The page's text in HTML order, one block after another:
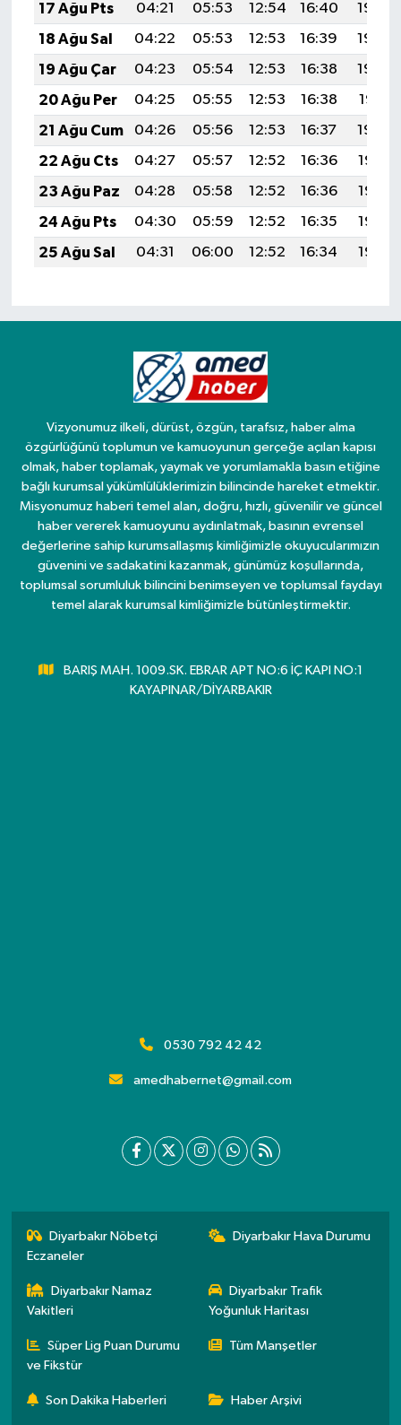
17 Ağu Pts
04:21 05:53 12:54 16:40
19:45
18 Ağu Sal
04:22 05:53 12:53 16:39
19:43
19 Ağu Çar
04:23 05:54 12:53 16:38
19:42
20 Ağu Per
04:25 05:55 12:53 16:38
19:41
21 Ağu Cum
04:26 05:56 12:53 16:37
19:39
22 Ağu Cts
04:27 05:57 12:52 16:36
19:38
23 Ağu Paz
04:28 05:58 12:52 16:36
19:36
24 Ağu Pts
04:30 05:59 12:52 16:35
19:35
25 Ağu Sal
04:31 06:00 12:52 16:34 19:33
Vizyonumuz ilkeli, dürüst, özgün, tarafsız, haber alma
özgürlüğünü toplumun ve kamuoyunun gerçeğe açılan kapısı
olmak, haber toplamak, yaymak ve yorumlamakla basın etiğine
bağlı kurumsal yükümlülüklerimizin bilincinde hareket etmektir.
Misyonumuz haberi temel alan, doğru, hızlı, güvenilir ve güncel
haber vererek kamuoyunu aydınlatmak, basının evrensel
değerlerine sahip kurumsallaşmış kimliğimizle okuyucularımızın
güvenini ve sadakatini kazanmak, günümüz koşullarında,
toplumsal sorumluluk bilincini benimseyen ve toplumsal faydayı
temel alarak kurumsal kimliğimizle bütünleştirmektir.
BARIŞ MAH. 1009.SK. EBRAR APT NO:6 İÇ KAPI NO:1
KAYAPINAR/DİYARBAKIR
0530 792 42 42
amedhabernet@gmail.com
Diyarbakır Nöbetçi
Eczaneler
Diyarbakır Hava Durumu
Diyarbakır Namaz
Vakitleri
Diyarbakır Trafik
Yoğunluk Haritası
Süper Lig Puan Durumu
ve Fikstür
Tüm Manşetler
Son Dakika Haberleri Haber Arşivi